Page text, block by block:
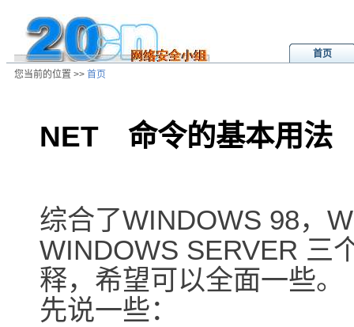
首页
您当前的位置 >> 首页
NET 命令的基本用法
综合了WINDOWS 98，
WINDOWS SERVER 三
释，希望可以全面一些。
先说一些：